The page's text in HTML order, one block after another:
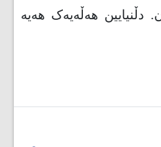
دڵنیایین هەڵەیەک هەیە